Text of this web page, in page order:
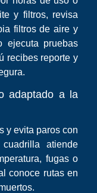
y filtros, revisa
filtros de aire y
ejecuta pruebas
recibes reporte y
adaptado a la
y evita paros con
atiende
fugas o
conoce rutas en